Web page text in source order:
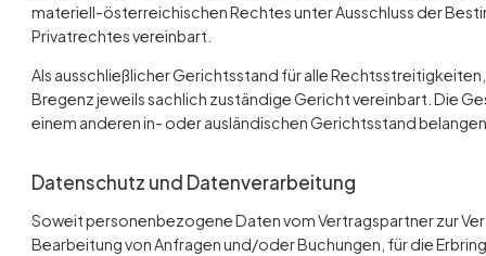
materiell-österreichischen Rechtes unter Ausschluss der
Privatrechtes vereinbart.
Als ausschließlicher Gerichtsstand für alle
Bregenz jeweils sachlich zuständige Gericht vereinbart. Die
einem anderen in- oder ausländischen Gerichtsstand
Datenschutz und Datenverarbeitung
Soweit personenbezogene Daten vom Vertragspartner zur
Bearbeitung von Anfragen und/oder Buchungen, für die